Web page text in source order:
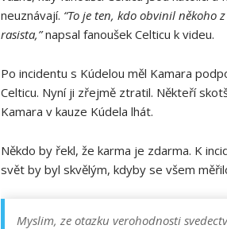
neuznávají. “To je ten, kdo obvinil někoho
rasista,”napsal fanoušek Celticu k videu.
Po incidentu s Kúdelou měl Kamara
Celticu. Nyní ji zřejmě ztratil. Někteří
Kamara v kauze Kúdela lhát.
Někdo by řekl, že karma je zdarma. K
svět by byl skvělým, kdyby se všem
Myslim, ze otazku verohodnosti